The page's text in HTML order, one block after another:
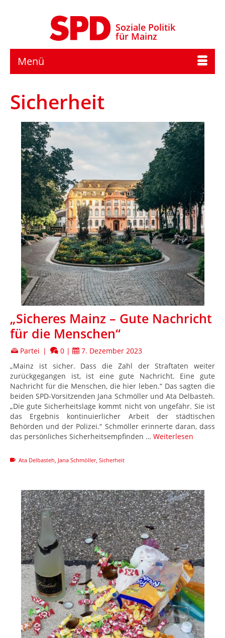
Soziale Politik
für Mainz
Menü
Sicherheit
„Sicheres Mainz – Gute Nachricht
für die Menschen“
Partei | 0 |
7. Dezember 2023
„Mainz ist sicher. Dass die Zahl der Straftaten weiter
zurückgegangen ist, ist eine gute Nachricht. Eine gute
Nachricht für die Menschen, die hier leben.“ Das sagten die
beiden SPD-Vorsitzenden Jana Schmöller und Ata Delbasteh.
„Die gute Sicherheitslage kommt nicht von ungefähr. Sie ist
das Ergebnis kontinuierlicher Arbeit der städtischen
Behörden und der Polizei.“ Schmöller erinnerte daran, dass
das persönliches Sicherheitsempfinden … Weiterlesen
Ata Delbasteh Jana Schmöller, Sicherheit